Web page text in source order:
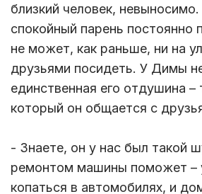
близкий человек,
спокойный парень постоянно
не может, как раньше, ни на
друзьями посидеть. У Димы
единственная его отдушина –
который он общается с
- Знаете, он у нас был такой
ремонтом машины поможет –
копаться в автомобилях, и